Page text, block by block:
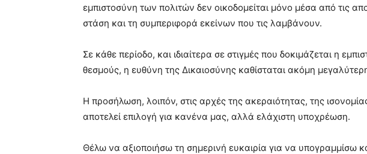
εμπιστοσύνη των πολιτών δεν οικοδομείται μόνο μέσα από τις
στάση και τη συμπεριφορά εκείνων που τις λαμβάνουν.
Σε κάθε περίοδο, και ιδιαίτερα σε στιγμές που δοκιμάζεται η
θεσμούς, η ευθύνη της Δικαιοσύνης καθίσταται ακόμη
Η προσήλωση, λοιπόν, στις αρχές της ακεραιότητας, της
αποτελεί επιλογή για κανένα μας, αλλά ελάχιστη υποχρέωση.
Θέλω να αξιοποιήσω τη σημερινή ευκαιρία για να υπογραμμίσω